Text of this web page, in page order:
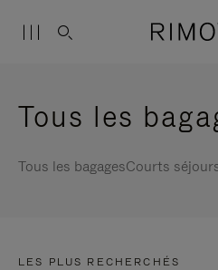
Tous les
Tous les bagagesCourts
LES PLUS RECHERCHÉS